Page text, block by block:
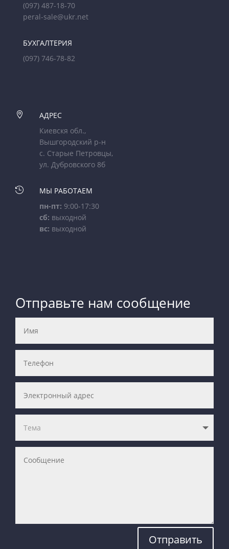
(097) 487-18-70
peral-sale@ukr.net
БУХГАЛТЕРИЯ
(097) 746-78-82

АДРЕС
Киевскя обл.,
Вышгородский р-н
с. Старые Петровцы,
ул. Дубровского 8б

МЫ РАБОТАЕМ
пн-пт: 9:00-17:30
сб: выходной
вс: выходной
Отправьте нам сообщение
Отправить